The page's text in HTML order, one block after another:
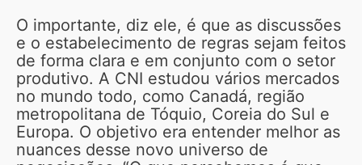
O importante, diz ele, é que as discussões
e o estabelecimento de regras sejam feitos
de forma clara e em conjunto com o setor
produtivo. A CNI estudou vários mercados
no mundo todo, como Canadá, região
metropolitana de Tóquio, Coreia do Sul e
Europa. O objetivo era entender melhor as
nuances desse novo universo de